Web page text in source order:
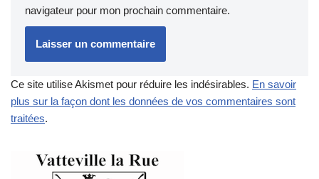
navigateur pour mon prochain commentaire.
Ce site utilise Akismet pour réduire les indésirables. En savoir
plus sur la façon dont les données de vos commentaires sont
traitées.